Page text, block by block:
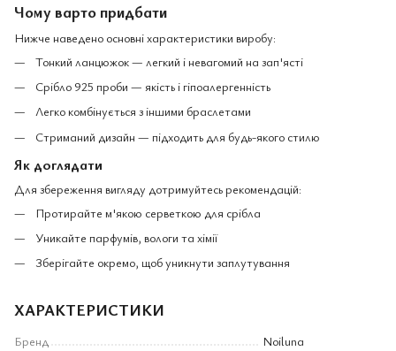
Чому варто придбати
Нижче наведено основні характеристики виробу:
Тонкий ланцюжок — легкий і невагомий на зап'ясті
Срібло 925 проби — якість і гіпоалергенність
Легко комбінується з іншими браслетами
Стриманий дизайн — підходить для будь-якого стилю
Як доглядати
Для збереження вигляду дотримуйтесь рекомендацій:
Протирайте м'якою серветкою для срібла
Уникайте парфумів, вологи та хімії
Зберігайте окремо, щоб уникнути заплутування
ХАРАКТЕРИСТИКИ
Бренд
Noiluna